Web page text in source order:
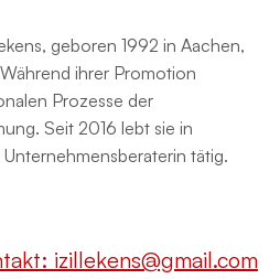
geboren 1992 in Aachen,
ihrer Promotion
Prozesse der
Seit 2016 lebt sie in
tätig.
izillekens@gmail.com